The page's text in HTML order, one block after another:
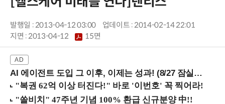
발행일 : 2013-04-12 03:00
업데이트 : 2014-02-14 22:01
지면 :2013-04-12 15면
AI 에이전트 도입 그 이후, 이제는 성과! (8/27 잠실역)